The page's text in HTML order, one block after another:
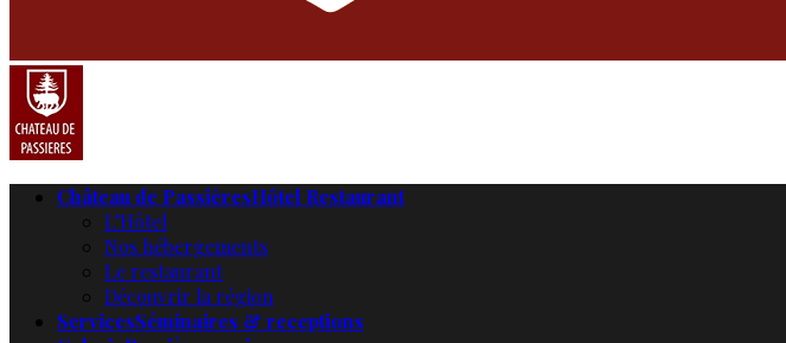
Château de PassièresHôtel Restaurant
L’Hôtel
Nos hébergements
Le restaurant
Découvrir la région
ServicesSéminaires & receptions